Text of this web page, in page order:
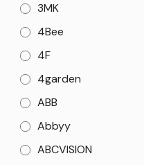
3MK
4Bee
4F
4garden
ABB
Abbyy
ABCVISION